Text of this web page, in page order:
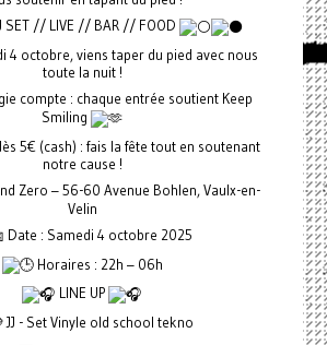
SET // LIVE // BAR // FOOD
4 octobre, viens taper du pied avec nous
toute la nuit !
compte : chaque entrée soutient Keep
Smiling
5€ (cash) : fais la fête tout en soutenant
notre cause !
Zero – 56-60 Avenue Bohlen, Vaulx-en-
Velin
Date : Samedi 4 octobre 2025
Horaires : 22h – 06h
LINE UP
JJ - Set Vinyle old school tekno